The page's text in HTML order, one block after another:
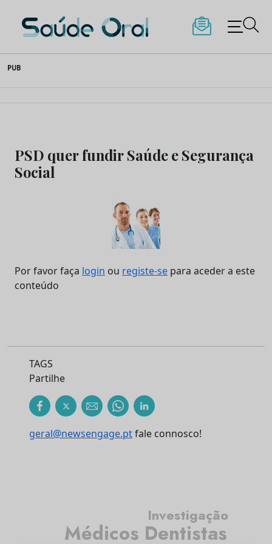
to
content
Saúde Oral
PUB
PSD quer fundir Saúde e Segurança
Social
Por favor faça login ou registe-se para aceder a este
conteúdo
TAGS
Partilhe
geral@newsengage.ptfale connosco!
Médicos Dentistas
Investigação